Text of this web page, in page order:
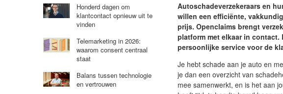
Autoschadeverzekeraars en
willen een efficiënte,
prijs. Openclaims brengt
platform met elkaar in
persoonlijke service voor de
Je hebt schade aan je auto en
je dan een overzicht van
mee samenwerkt, en is het aan
Honderd dagen om
klantcontact opnieuw uit te
vinden
Telemarketing in 2026:
waarom consent centraal
staat
Balans tussen technologie
en vertrouwen